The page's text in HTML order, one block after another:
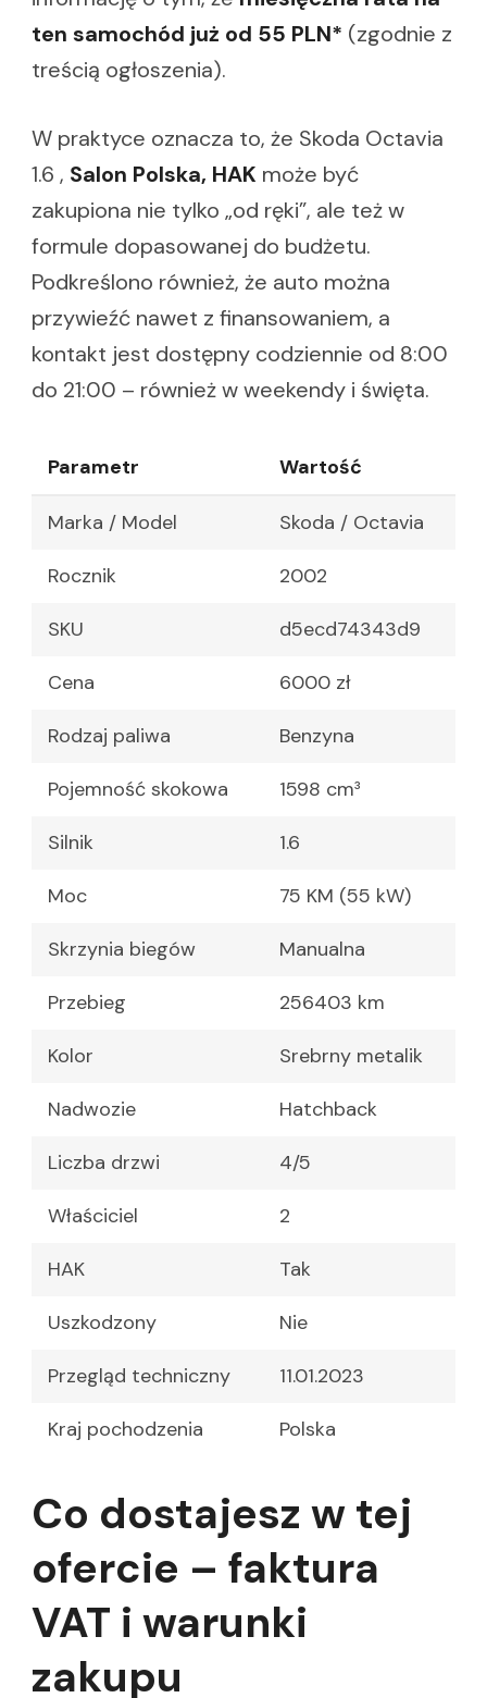
ten samochód już od 55 PLN* (zgodnie z
treścią ogłoszenia).
W praktyce oznacza to, że Skoda Octavia
1.6 , Salon Polska, HAK może być
zakupiona nie tylko „od ręki”, ale też w
formule dopasowanej do budżetu.
Podkreślono również, że auto można
przywieźć nawet z finansowaniem, a
kontakt jest dostępny codziennie od 8:00
do 21:00 – również w weekendy i święta.
Parametr Wartość
Marka / Model Skoda / Octavia
Rocznik 2002
SKU d5ecd74343d9
Cena 6000 zł
Rodzaj paliwa Benzyna
Pojemność skokowa 1598 cm³
Silnik 1.6
Moc 75 KM (55 kW)
Skrzynia biegów Manualna
Przebieg 256403 km
Kolor Srebrny metalik
Nadwozie Hatchback
Liczba drzwi 4/5
Właściciel 2
HAK Tak
Uszkodzony Nie
Przegląd techniczny 11.01.2023
Kraj pochodzenia Polska
Co dostajesz w tej
ofercie – faktura
VAT i warunki
zakupu